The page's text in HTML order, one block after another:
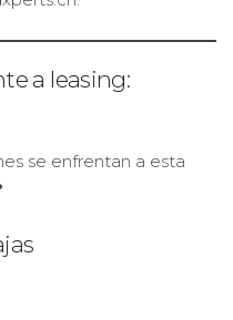
a leasing:
se enfrentan a esta